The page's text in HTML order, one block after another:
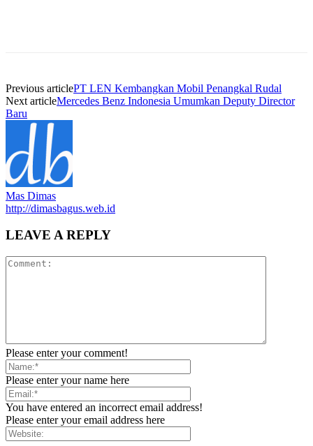
Previous articlePT LEN Kembangkan Mobil Penangkal Rudal
Next articleMercedes Benz Indonesia Umumkan Deputy Director
Baru
Mas Dimas
http://dimasbagus.web.id
LEAVE A REPLY
Please enter your comment!
Please enter your name here
You have entered an incorrect email address!
Please enter your email address here